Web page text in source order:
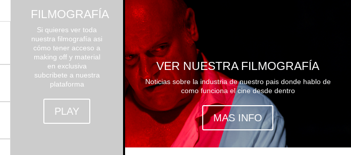
FILMOGRAFÍA
Si quieres ver toda
nuestra filmografía asi
cómo tener acceso a
making off y material
en exclusiva
subcribete a nuestra
plataforma
PLAY
VER NUESTRA FILMOGRAFÍA
Noticias sobre la industria de nuestro pais donde hablo de
como funciona el cine desde dentro
MAS INFO